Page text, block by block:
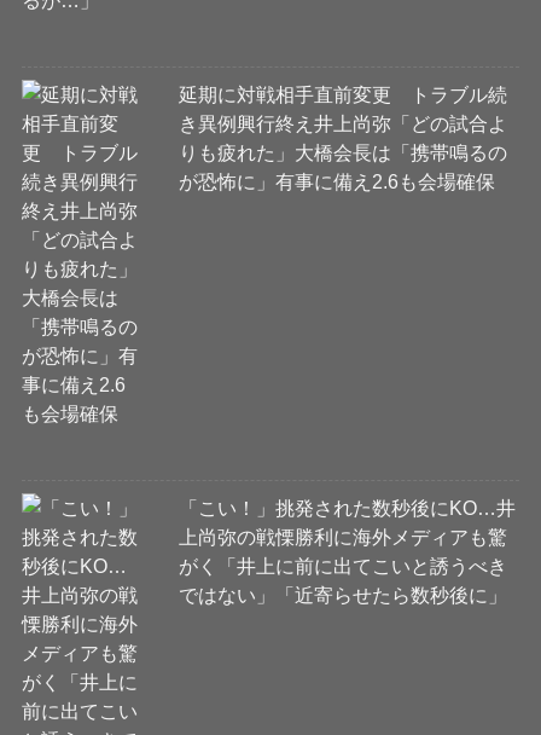
延期に対戦相手直前変更 トラブル続
き異例興行終え井上尚弥「どの試合よ
りも疲れた」大橋会長は「携帯鳴るの
が恐怖に」有事に備え2.6も会場確保
「こい！」挑発された数秒後にKO…井
上尚弥の戦慄勝利に海外メディアも驚
がく「井上に前に出てこいと誘うべき
ではない」「近寄らせたら数秒後に」